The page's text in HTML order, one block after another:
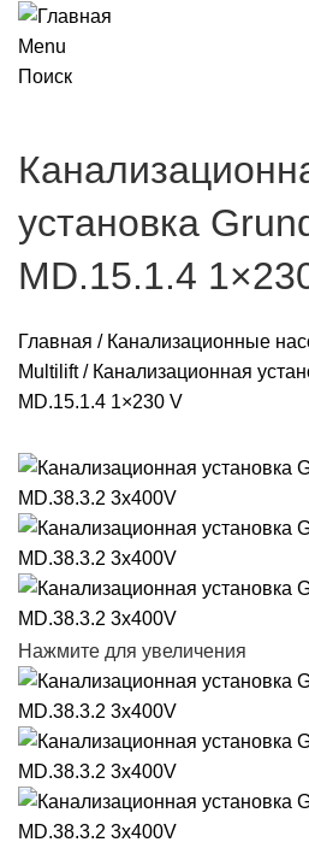
Menu
Поиск
установка
MD.15.1.4
Главная / Канализационные
Multilift/ Канализационная
MD.15.1.4 1×230 V
Нажмите для увеличения